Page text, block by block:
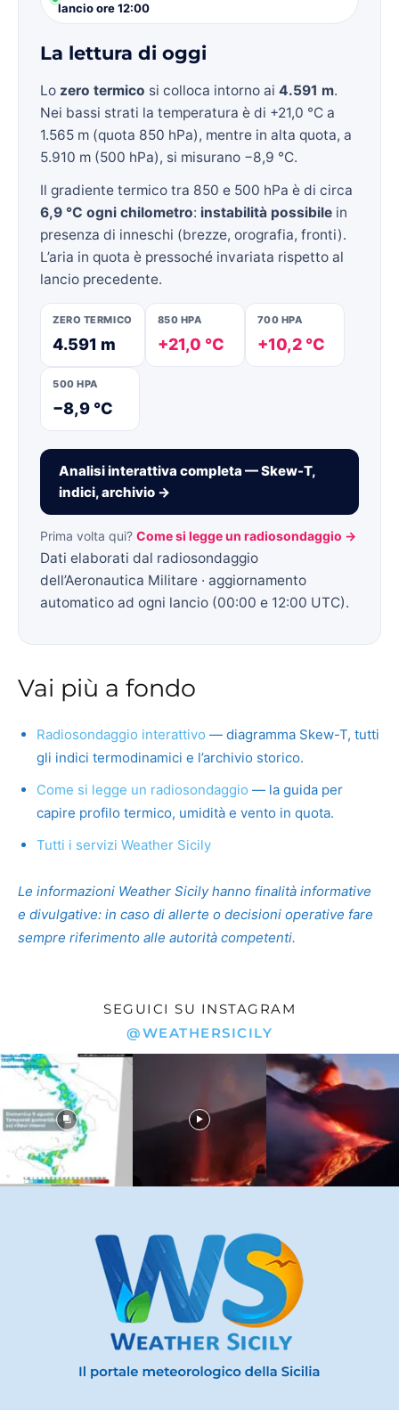
lancio ore 12:00
La lettura di oggi
Lo zero termico si colloca intorno ai 4.591 m.
Nei bassi strati la temperatura è di +21,0 °C a
1.565 m (quota 850 hPa), mentre in alta quota, a
5.910 m (500 hPa), si misurano −8,9 °C.
Il gradiente termico tra 850 e 500 hPa è di circa
6,9 °C ogni chilometro: instabilità possibile in
presenza di inneschi (brezze, orografia, fronti).
L’aria in quota è pressoché invariata rispetto al
lancio precedente.
ZERO TERMICO
4.591 m
850 HPA
+21,0 °C
700 HPA
+10,2 °C
500 HPA
−8,9 °C
Analisi interattiva completa — Skew-T,
indici, archivio →
Prima volta qui? Come si legge un radiosondaggio →
Dati elaborati dal radiosondaggio
dell’Aeronautica Militare · aggiornamento
automatico ad ogni lancio (00:00 e 12:00 UTC).
Vai più a fondo
Radiosondaggio interattivo — diagramma Skew-T, tutti
gli indici termodinamici e l’archivio storico.
Come si legge un radiosondaggio — la guida per
capire profilo termico, umidità e vento in quota.
Tutti i servizi Weather Sicily
Le informazioni Weather Sicily hanno finalità informative
e divulgative: in caso di allerte o decisioni operative fare
sempre riferimento alle autorità competenti.
SEGUICI SU INSTAGRAM
@WEATHERSICILY